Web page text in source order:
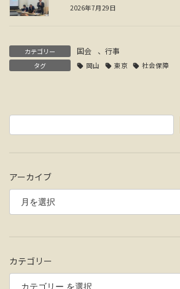
2026年7月29日
カテゴリー 国会 、 行事
タグ 岡山 東京 社会保障
アーカイブ
カテゴリー